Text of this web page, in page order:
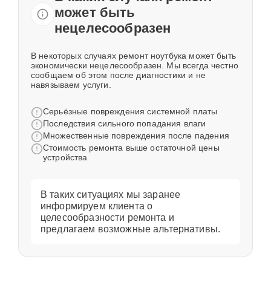
может быть
нецелесообразен
В некоторых случаях ремонт ноутбука может быть
экономически нецелесообразен. Мы всегда честно
сообщаем об этом после диагностики и не
навязываем услуги.
Серьёзные повреждения системной платы
Последствия сильного попадания влаги
Множественные повреждения после падения
Стоимость ремонта выше остаточной цены
устройства
В таких ситуациях мы заранее
информируем клиента о
целесообразности ремонта и
предлагаем возможные альтернативы.